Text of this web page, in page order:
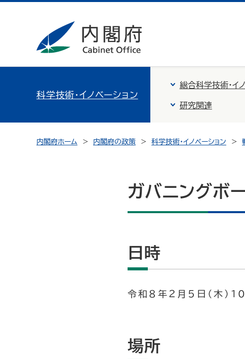
科学技術・イノベーション
総合科学技術・イ
研究関連
内閣府ホーム 内閣府の政策 科学技術・イノベーション
ガバニングボ
日時
令和８年２月5日（木）
場所